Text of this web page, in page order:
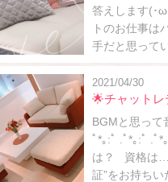
答えします(･
トのお仕事
手だと思って
2021/04/30
🌟チャット
BGMと思って
ﾟ*｡:ﾟ .ﾟ*｡:ﾟ .ﾟ
は？ 資格は…
証”をお持ち